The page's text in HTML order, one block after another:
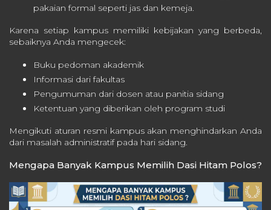
pakaian formal seperti jas dan kemeja.
Karena setiap kampus memiliki kebijakan yang berbeda,
sebaiknya Anda mengecek:
Buku pedoman akademik
Informasi dari fakultas
Pengumuman dari dosen atau panitia sidang
Ketentuan yang diberikan oleh program studi
Mengikuti aturan resmi kampus akan menghindarkan Anda
dari masalah administratif pada hari sidang.
Mengapa Banyak Kampus Memilih Dasi Hitam Polos?